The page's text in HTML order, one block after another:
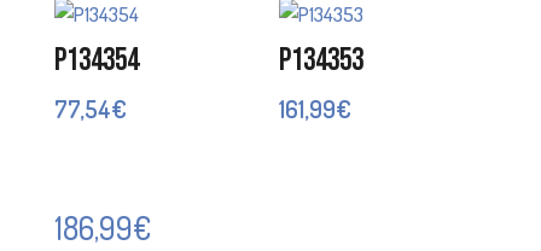
P134354
77,54€
P134353
161,99€
186,99€